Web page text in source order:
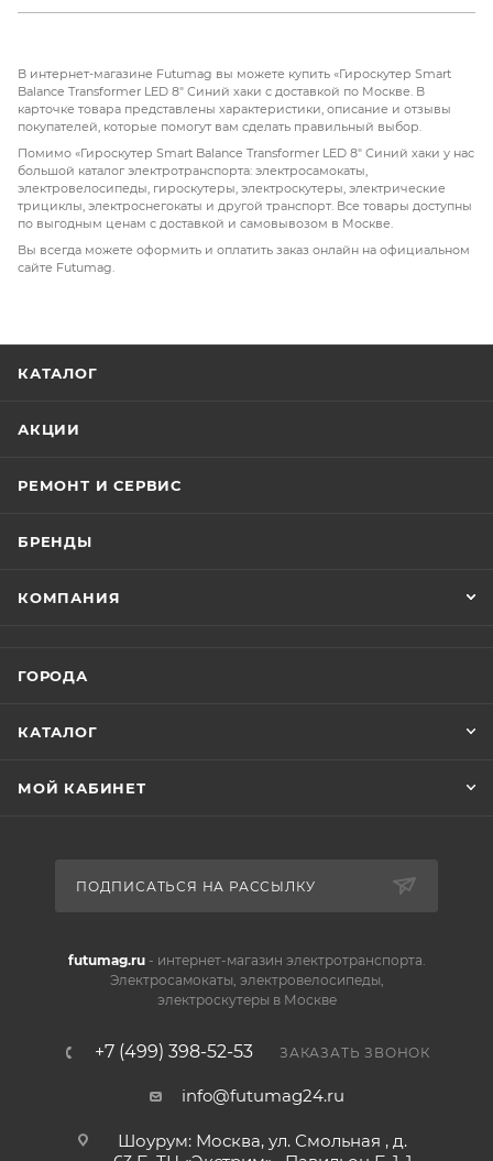
и преодолеть угол наклона до 15 градусов.
Аккумулятор4400 мАчдаетдо 2 часов
пользователя. Так же устройство оборудовано
габаритными огнями и сигналами.
В интернет-магазине Futumag вы можете купить «Гироскутер Smart
Balance Transformer LED 8" Синий хаки с доставкой по Москве. В
карточке товара представлены характеристики, описание и отзывы
покупателей, которые помогут вам сделать правильный выбор.
Помимо «Гироскутер Smart Balance Transformer LED 8" Синий хаки у нас
большой каталог электротранспорта: электросамокаты,
электровелосипеды, гироскутеры, электроскутеры, электрические
трициклы, электроснегокаты и другой транспорт. Все товары доступны
по выгодным ценам с доставкой и самовывозом в Москве.
Вы всегда можете оформить и оплатить заказ онлайн на официальном
сайте Futumag.
КАТАЛОГ
АКЦИИ
РЕМОНТ И СЕРВИС
БРЕНДЫ
КОМПАНИЯ
ГОРОДА
КАТАЛОГ
МОЙ КАБИНЕТ
ПОДПИСАТЬСЯ НА РАССЫЛКУ
futumag.ru- интернет-магазин электротранспорта.
Электросамокаты, электровелосипеды,
электроскутеры в Москве
+7 (499) 398-52-53 ЗАКАЗАТЬ ЗВОНОК
info@futumag24.ru
Шоурум: Москва, ул. Смольная , д.